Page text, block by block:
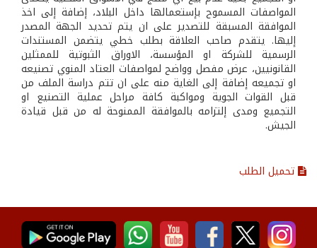
المواصفات المسموح بإستعمالها داخل البلاد، إضافة إلى اخذ
الموافقة المسبقة للتصدير على ان يتم تحديد الجهة المصدر
إليها. يتقدم صاحب العلاقة بطلب خطي يتضمن المستندات
الرسمية للشركة او المؤسسة، الاوراق الثبوتية للممثلين
القانونيين، عرض مفصل وواضح لمواصفات العتاد المنوي تصنيعه
او تجميعه إضافة إلى الغاية منه على ان تتم دراسة الملف من
قبل القوات الجوية ومواكبة كافة مراحل عملية التصنيع او
التجميع ومدى إلتزامه بالموافقة الممنوحة له من قبل قيادة
الجيش.
تحميل الطلب